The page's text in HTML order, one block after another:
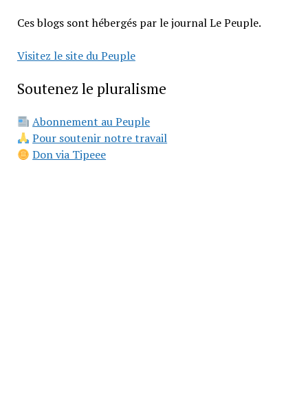
Ces blogs sont hébergés par le journal Le Peuple.
Visitez le site du Peuple
Soutenez le pluralisme
Abonnement au Peuple
Pour soutenir notre travail
Don via Tipeee